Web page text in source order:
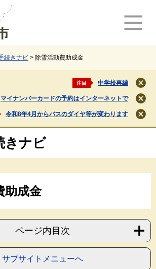
続きナビ > 除雪活動費助成金
注目 中学校再編
閉
じ
る
マイナンバーカードの予約はインターネットで
閉
じ
る
令和8年4月からバスのダイヤ等が変わります
閉
じ
きナビ
助成金
ページ内目次
サブサイトメニューへ